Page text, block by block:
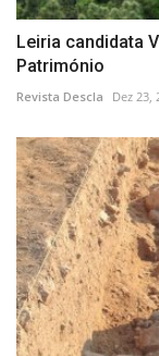
Leiria candidata
Património
Revista Descla Dez 23,